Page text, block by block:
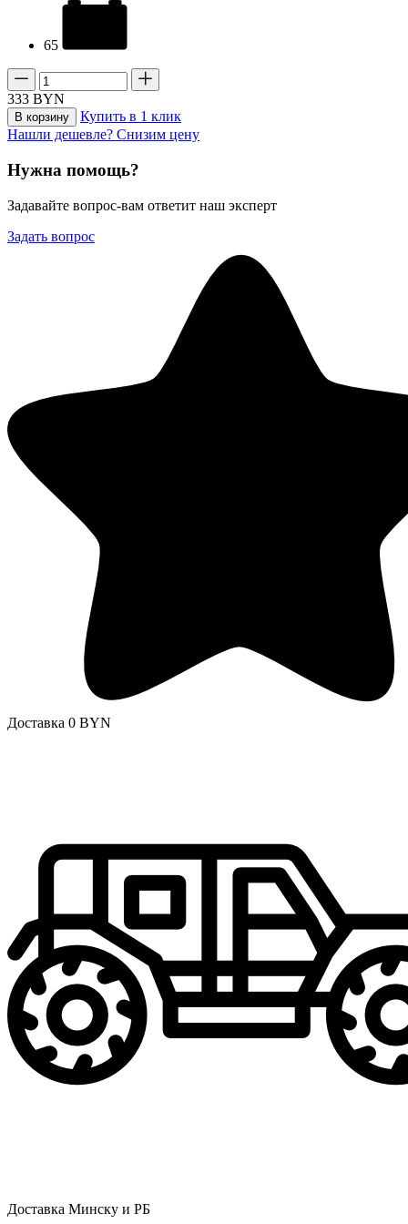
65
333 BYN
В корзину
Купить в 1 клик
Нашли дешевле? Снизим цену
Нужна помощь?
Задавайте вопрос-вам ответит наш эксперт
Задать вопрос
Доставка 0 BYN
Доставка Минску и РБ